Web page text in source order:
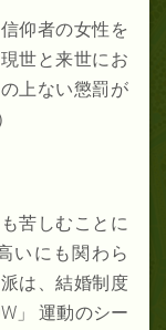
仰者の女性を
世と来世にお
上ない懲罰が
苦しむことに
いにも関わら
は、結婚制度
」 運動のシー